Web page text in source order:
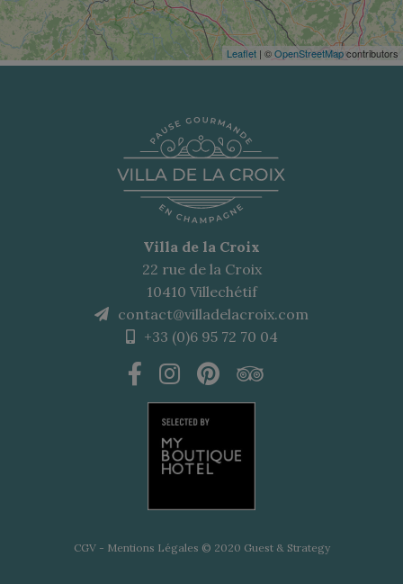
Leaflet | ©OpenStreetMapcontributors
Villa de la Croix
22 rue de la Croix
10410 Villechétif
contact@villadelacroix.com
+33 (0)6 95 72 70 04
CGV- Mentions Légales © 2020 Guest & Strategy